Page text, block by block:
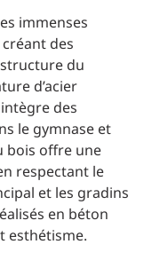
immenses
des
du
d’acier
des
le gymnase et
bois offre une
respectant le
et les gradins
en béton
esthétisme.